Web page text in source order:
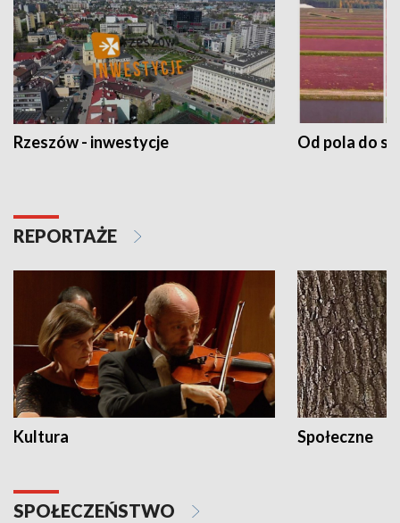
Rzeszów - inwestycje Od pola do
REPORTAŻE
Kultura Społeczne
SPOŁECZEŃSTWO